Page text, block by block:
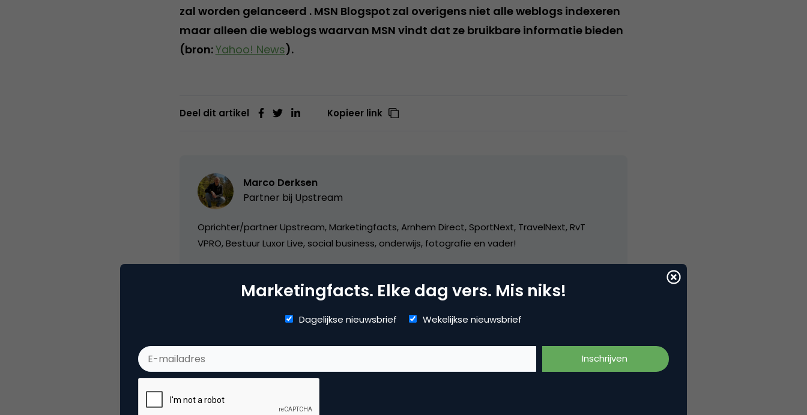
zal worden gelanceerd . MSN Blogspot zal overigens niet alle weblogs indexeren
maar alleen die weblogs waarvan MSN vindt dat ze bruikbare informatie bieden
(bron:Yahoo! News).
Deel dit artikel Kopieer link
Marco Derksen
Partner bij Upstream
Oprichter/partner Upstream, Marketingfacts, Arnhem Direct, SportNext, TravelNext, RvT
VPRO, Bestuur Luxor Live, social business, onderwijs, fotografie en vader!
Tags bloggen, zoekmachine marketing
Marketingfacts. Elke dag vers. Mis niks!
Dagelijkse nieuwsbrief Wekelijkse nieuwsbrief